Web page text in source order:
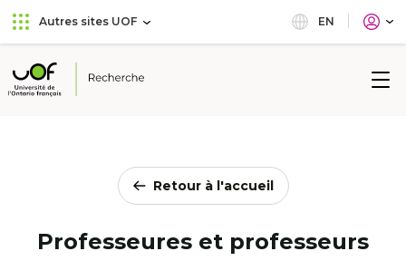
Aller
au
principal
Passer
au
Autres sites UOF EN
Université
Retour à l'accueil
Professeures et professeurs